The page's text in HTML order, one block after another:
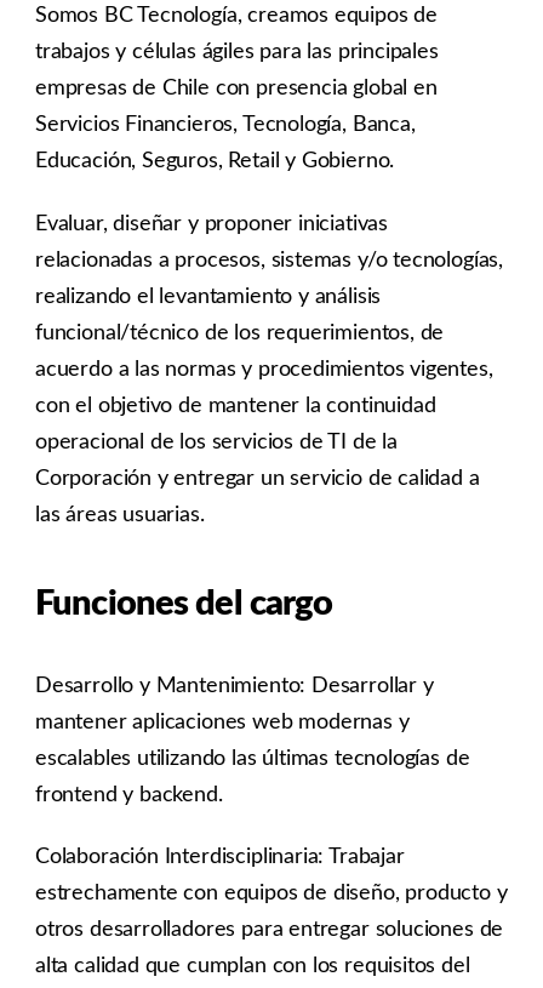
Somos BC Tecnología, creamos equipos de
trabajos y células ágiles para las principales
empresas de Chile con presencia global en
Servicios Financieros, Tecnología, Banca,
Educación, Seguros, Retail y Gobierno.
Evaluar, diseñar y proponer iniciativas
relacionadas a procesos, sistemas y/o tecnologías,
realizando el levantamiento y análisis
funcional/técnico de los requerimientos, de
acuerdo a las normas y procedimientos vigentes,
con el objetivo de mantener la continuidad
operacional de los servicios de TI de la
Corporación y entregar un servicio de calidad a
las áreas usuarias.
Funciones del cargo
Desarrollo y Mantenimiento: Desarrollar y
mantener aplicaciones web modernas y
escalables utilizando las últimas tecnologías de
frontend y backend.
Colaboración Interdisciplinaria: Trabajar
estrechamente con equipos de diseño, producto y
otros desarrolladores para entregar soluciones de
alta calidad que cumplan con los requisitos del